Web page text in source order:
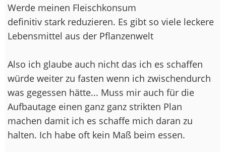
Werde meinen Fleischkonsum
definitiv stark reduzieren. Es gibt so viele leckere
Lebensmittel aus der Pflanzenwelt
Also ich glaube auch nicht das ich es schaffen
würde weiter zu fasten wenn ich zwischendurch
was gegessen hätte... Muss mir auch für die
Aufbautage einen ganz ganz strikten Plan
machen damit ich es schaffe mich daran zu
halten. Ich habe oft kein Maß beim essen.